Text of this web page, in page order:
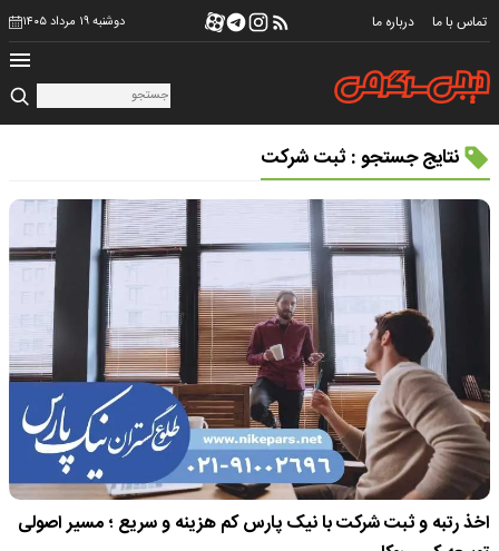
تماس با ما درباره ما دوشنبه ۱۹ مرداد ۱۴۰۵
نتایج جستجو : ثبت شرکت
اخذ رتبه و ثبت شرکت با نیک پارس کم هزینه و سریع ؛ مسیر اصولی